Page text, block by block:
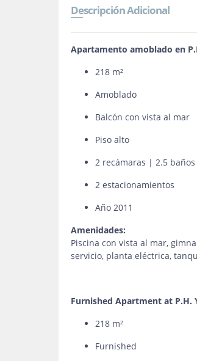
Descripción Adicional
Apartamento amoblado en
218 m²
Amoblado
Balcón con vista al mar
Piso alto
2 recámaras | 2.5 baños
2 estacionamientos
Año 2011
Amenidades:
Piscina con vista al mar,
servicio, planta eléctrica,
Furnished Apartment at P.H.
218 m²
Furnished